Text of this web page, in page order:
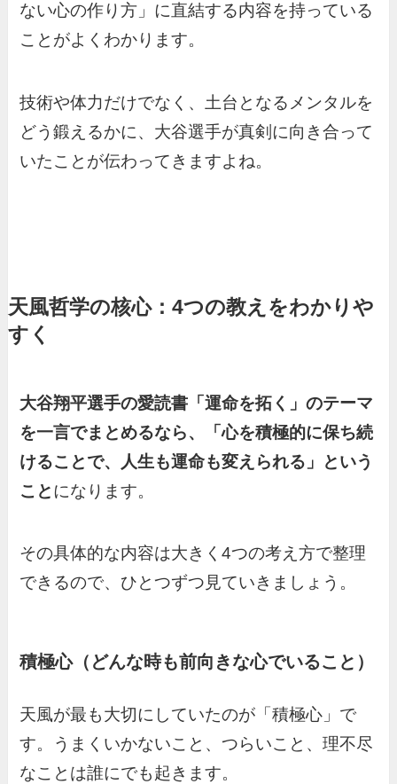
ない心の作り方」に直結する内容を持っている
ことがよくわかります。
技術や体力だけでなく、土台となるメンタルを
どう鍛えるかに、大谷選手が真剣に向き合って
いたことが伝わってきますよね。
天風哲学の核心：4つの教えをわかりや
すく
大谷翔平選手の愛読書「運命を拓く」のテーマ
を一言でまとめるなら、「心を積極的に保ち続
けることで、人生も運命も変えられる」という
ことになります。
その具体的な内容は大きく4つの考え方で整理
できるので、ひとつずつ見ていきましょう。
積極心（どんな時も前向きな心でいること）
天風が最も大切にしていたのが「積極心」で
す。うまくいかないこと、つらいこと、理不尽
なことは誰にでも起きます。